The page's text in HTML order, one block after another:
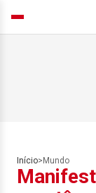
Início> Mundo